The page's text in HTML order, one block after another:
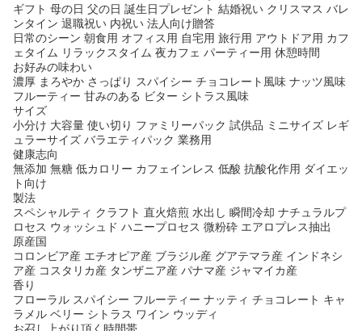
ギフト 母の日 父の日 誕生日プレゼント 結婚祝い クリスマス バレ
ンタイン 退職祝い 内祝い 法人向け贈答
日常のシーン 朝食用 オフィス用 自宅用 旅行用 アウトドア用 カフ
ェタイム リラックスタイム 夜カフェ パーティー用 休憩時間
お好みの味わい
濃厚 まろやか さっぱり スパイシー チョコレート風味 ナッツ風味
フルーティー 甘みのある ビター シトラス風味
サイズ
小分け 大容量 使い切り ファミリーパック 試供品 ミニサイズ レギ
ュラーサイズ バラエティパック 業務用
健康志向
無添加 無糖 低カロリー カフェインレス 低酸 抗酸化作用 ダイエッ
ト向け
製法
スペシャルティ クラフト 直火焙煎 水出し 瞬間冷却 ナチュラルプ
ロセス ウォッシュド ハニープロセス 微粉砕 エアロプレス抽出
原産国
コロンビア産 エチオピア産 ブラジル産 グアテマラ産 インドネシ
ア産 コスタリカ産 タンザニア産 パナマ産 ジャマイカ産
香り
フローラル スパイシー フルーティー ナッティ チョコレート キャ
ラメル ベリー シトラス ワイン ウッディ